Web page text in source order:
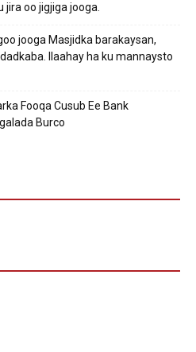
jira oo jigjiga jooga.
jooga Masjidka barakaysan,
Ilaahay ha ku mannaysto
Fooqa Cusub Ee Bank
Burco